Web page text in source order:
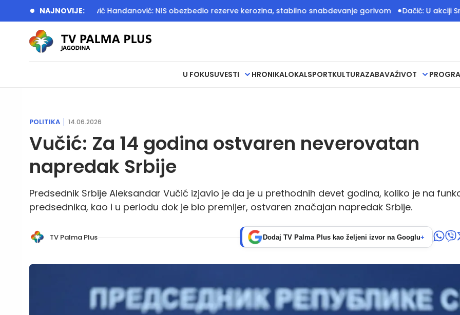
NAJNOVIJE:
peščari Đedović Handanović: NIS obezbedio rezerve kerozina, stabilno snabdevanje gorivom Dačić: U akciji Srbije i
U FOKUSUVESTI HRONIKALOKALSPORTKULTURAZABAVAŽIVOT
POLITIKA 14.06.2026
Vučić: Za 14 godina ostvaren neverovatan
napredak Srbije
Predsednik Srbije Aleksandar Vučić izjavio je da je u prethodnih devet godina, koliko je na
predsednika, kao i u periodu dok je bio premijer, ostvaren značajan napredak Srbije.
TV Palma Plus Dodaj TV Palma Plus kao željeni izvor na Googlu+